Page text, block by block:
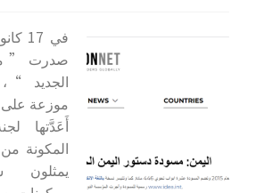
صدرت ”
أَعَدَّتها
يمثلون